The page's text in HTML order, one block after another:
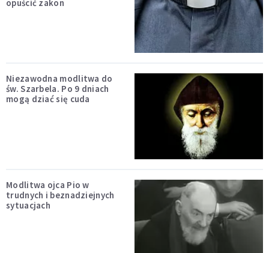
opuścić zakon
Niezawodna modlitwa do
św. Szarbela. Po 9 dniach
mogą dziać się cuda
Modlitwa ojca Pio w
trudnych i beznadziejnych
sytuacjach